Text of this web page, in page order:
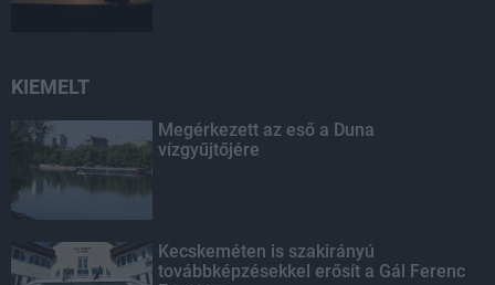
KIEMELT
Megérkezett az eső a Duna
vízgyűjtőjére
Kecskeméten is szakirányú
továbbképzésekkel erősít a Gál Ferenc